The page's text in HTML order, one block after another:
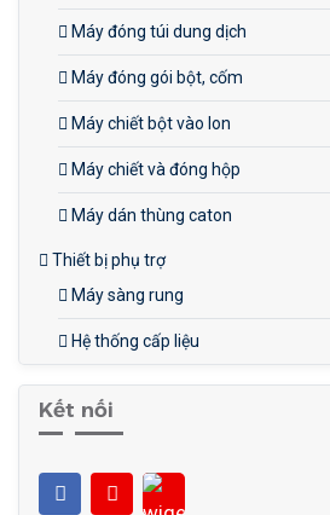
Máy đóng túi dung dịch
Máy đóng gói bột, cốm
Máy chiết bột vào lon
Máy chiết và đóng hộp
Máy dán thùng caton
Thiết bị phụ trợ
Máy sàng rung
Hệ thống cấp liệu
Kết nối